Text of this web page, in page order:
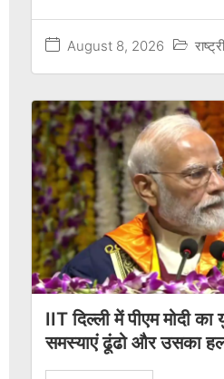
August 8, 2026
IIT दिल्ली में पीएम मोदी
समस्याएं ढूंढो और उसका